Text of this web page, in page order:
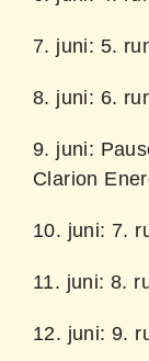
7. juni: 5.
8. juni: 6.
9. juni:
Clarion
10. juni: 7.
11. juni: 8.
12. juni: 9.